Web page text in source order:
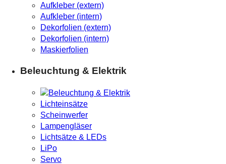
Aufkleber (extern)
Aufkleber (intern)
Dekorfolien (extern)
Dekorfolien (intern)
Maskierfolien
Beleuchtung & Elektrik
Lichteinsätze
Scheinwerfer
Lampengläser
Lichtsätze & LEDs
LiPo
Servo